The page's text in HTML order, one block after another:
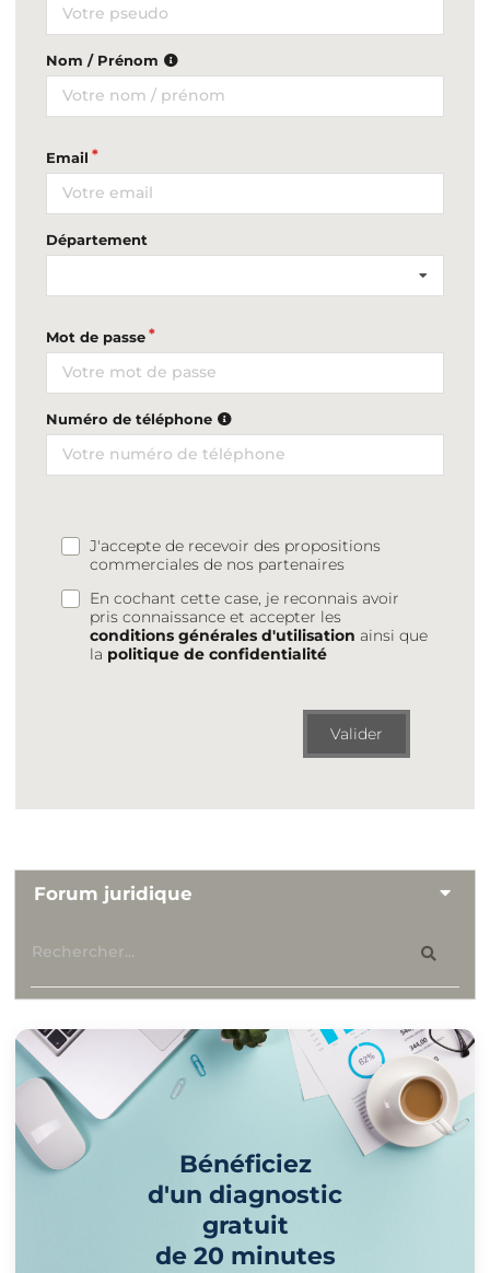
Nom / Prénom
Email
Département
Mot de passe
Numéro de téléphone
J'accepte de recevoir des propositions
commerciales de nos partenaires
En cochant cette case, je reconnais avoir
pris connaissance et accepter les
conditions générales d'utilisation ainsi que
la politique de confidentialité
Valider
Forum juridique
Bénéficiez
d'un diagnostic
gratuit
de 20 minutes